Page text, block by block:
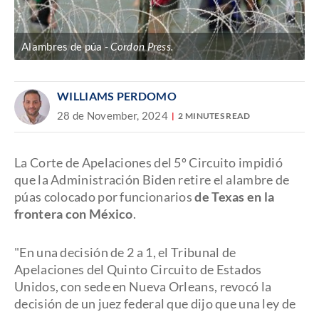
Alambres de púa Cordon Press.
WILLIAMS PERDOMO
28 de November, 2024 2 MINUTES READ
La Corte de Apelaciones del 5º Circuito impidió
que la Administración Biden retire el alambre de
púas colocado por funcionariosde Texas en la
frontera con México.
"En una decisión de 2 a 1, el Tribunal de
Apelaciones del Quinto Circuito de Estados
Unidos, con sede en Nueva Orleans, revocó la
decisión de un juez federal que dijo que una ley de